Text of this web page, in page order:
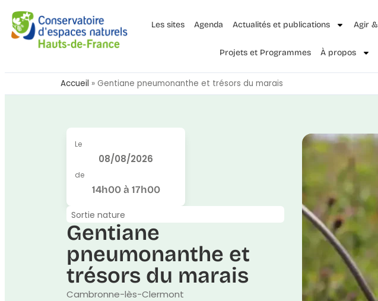
Les sites Agenda Actualités et publications Agir &
Projets et Programmes À propos
Accueil » Gentiane pneumonanthe et trésors du marais
Le
08/08/2026
de
14h00 à 17h00
Sortie nature
Gentiane
pneumonanthe et
trésors du marais
Cambronne-lès-Clermont